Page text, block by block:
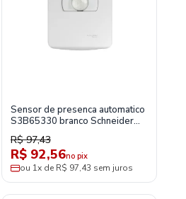
Sensor de presenca automatico
S3B65330 branco Schneider
miluz
R$ 97,43
R$ 92,56no pix
ou 1x de R$ 97,43 sem juros